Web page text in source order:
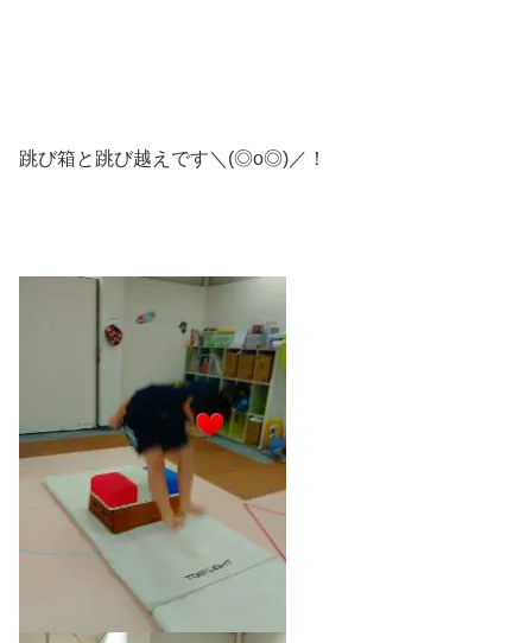
跳び箱と跳び越えです＼(◎o◎)／！